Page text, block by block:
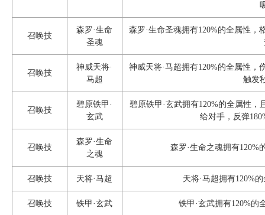
召唤技
森罗·生命
圣魂
森罗·生命圣魂拥有120%的全属性，
召唤技
神威天将·
马超
神威天将·马超拥有120%的全属性，
触发
召唤技
碧原铁甲·
玄武
碧原铁甲·玄武拥有120%的全属性，
给对手，反弹
召唤技
森罗·生命
之魂
森罗·生命之魂拥有120%
召唤技 天将·马超 天将·马超拥有120%
召唤技 铁甲·玄武 铁甲·玄武拥有120%的